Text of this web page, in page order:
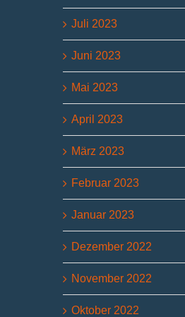
Juli 2023
Juni 2023
Mai 2023
April 2023
März 2023
Februar 2023
Januar 2023
Dezember 2022
November 2022
Oktober 2022